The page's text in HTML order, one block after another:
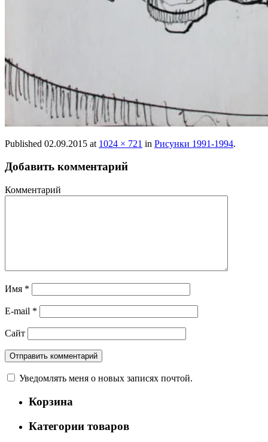
Published 02.09.2015 at 1024 × 721 in Рисунки 1991-1994.
Добавить комментарий
Комментарий
Имя *
E-mail *
Сайт
Уведомлять меня о новых записях почтой.
Корзина
Категории товаров